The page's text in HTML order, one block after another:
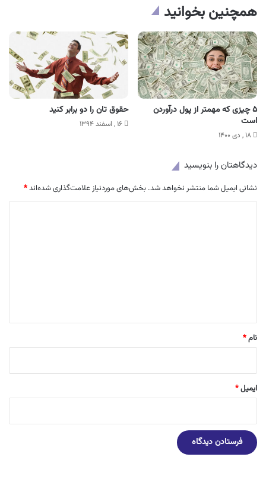
همچنین بخوانید
۵ چیزی که مهمتر از پول درآوردن
است
۱۸ , دی ۱۴۰۰
حقوق تان را دو برابر کنید
۱۶ , اسفند ۱۳۹۴
دیدگاهتان را بنویسید
نشانی ایمیل شما منتشر نخواهد شد. بخش‌های موردنیاز علامت‌گذاری شده‌اند*
نام*
ایمیل*